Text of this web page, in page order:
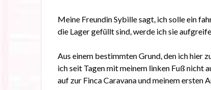
Meine Freundin Sybille sagt, ich solle ein
die Lager gefüllt sind, werde ich sie
Aus einem bestimmten Grund, den ich hier
ich seit Tagen mit meinem linken Fuß nicht
auf zur Finca Caravana und meinem ersten